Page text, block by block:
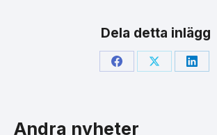
Dela detta inlägg
Share Share Share
Andra nyheter